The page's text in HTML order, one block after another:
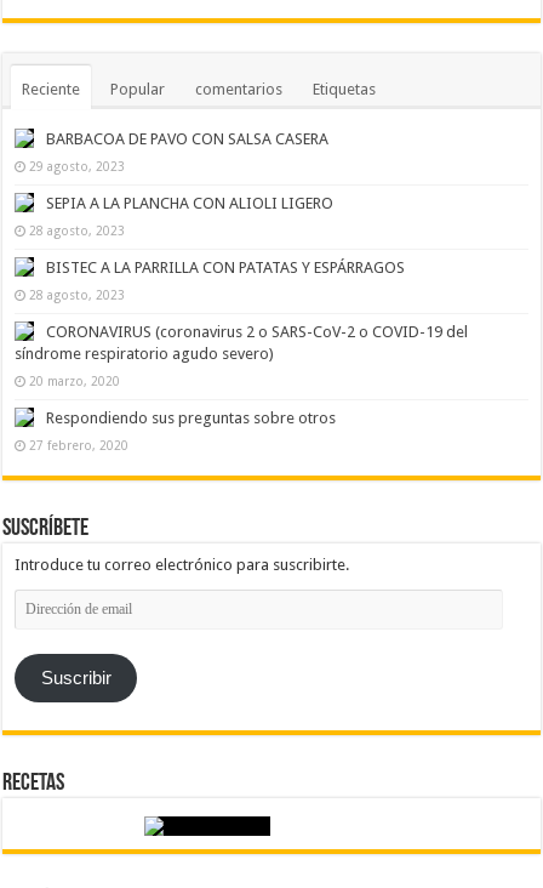
Reciente Popular comentarios Etiquetas
BARBACOA DE PAVO CON SALSA CASERA
29 agosto, 2023
SEPIA A LA PLANCHA CON ALIOLI LIGERO
28 agosto, 2023
BISTEC A LA PARRILLA CON PATATAS Y ESPÁRRAGOS
28 agosto, 2023
CORONAVIRUS (coronavirus 2 o SARS-CoV-2 o COVID-19 del
síndrome respiratorio agudo severo)
20 marzo, 2020
Respondiendo sus preguntas sobre otros
27 febrero, 2020
Suscríbete
Introduce tu correo electrónico para suscribirte.
Dirección
de
Suscribir
Recetas